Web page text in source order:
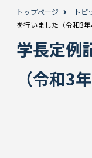
トップページ トピ
を行いました（令和3年
学長定例
（令和3